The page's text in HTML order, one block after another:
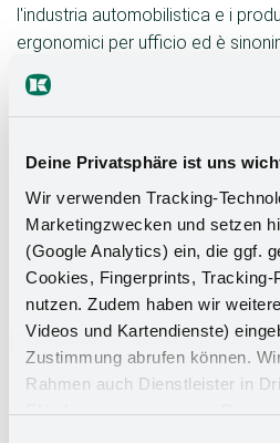
Deine Privatsphäre ist uns
Wir verwenden Tracking-
Marketingzwecken und setzen
(Google Analytics) ein, die ggf.
Cookies, Fingerprints,
nutzen. Zudem haben wir
Videos und Kartendienste)
Zustimmung abrufen können.
Rahmen auch Dienstleister in
EU ohne angemessenes
l'industria automobilistica e i
ergonomici per ufficio ed è
innovative che combinano
qualità. Con la sua competenza
proprietari opera in tutto il mondo
di 695 milioni di euro. L'azienda,
Kesseböhmer in terza
stabilire standard con la sua
innovazione, sia in termini di
commerciali sostenibili. Nel 2023,
stata premiata con il German